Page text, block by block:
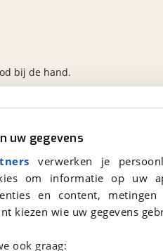
uw gegevens
verwerken je
om informatie op
en content,
kiezen wie uw gegevens
ook graag:
bij de hand.
Privacyverklaring